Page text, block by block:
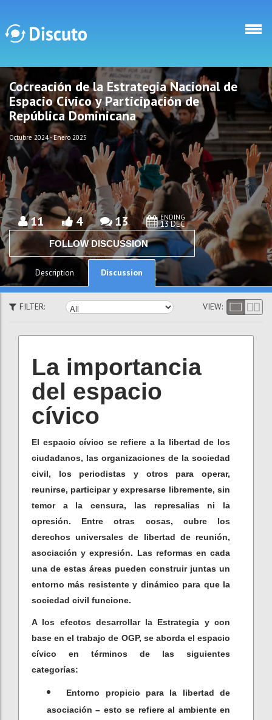
Discuto
Discuto
Cocreación de la Estrategia Nacional de
Espacio Cívico y Participación de
República Dominicana
Octubre 2024 - Enero 2025
11 4 13 ENDING
13 DEC
FOLLOW DISCUSSION
Description Discussion
FILTER: VIEW:
La importancia
del espacio
cívico
El espacio cívico se refiere a la libertad de los
ciudadanos, las organizaciones de la sociedad
civil, los periodistas y otros para operar,
reunirse, participar y expresarse libremente, sin
temor a la censura, las represalias ni la
opresión. Entre otras cosas, cubre los
derechos universales de libertad de reunión,
asociación y expresión. Las reformas en cada
una de estas áreas pueden construir juntas un
entorno más resistente y dinámico para que la
sociedad civil funcione.
A los efectos desarrollar la Estrategia y con
base en el trabajo de OGP, se aborda el espacio
cívico en términos de las siguientes
categorías:
Entorno propicio para la libertad de
asociación – esto se refiere al ambiente en